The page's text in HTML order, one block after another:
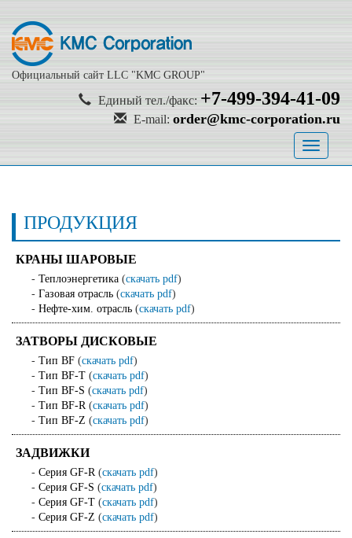
Официальный сайт LLC "KMC GROUP"
Единый тел./факс: +7-499-394-41-09
E-mail: order@kmc-corporation.ru
Toggle
ПРОДУКЦИЯ
КРАНЫ ШАРОВЫЕ
- Теплоэнергетика (скачать pdf)
- Газовая отрасль (скачать pdf)
- Нефте-хим. отрасль (скачать pdf)
ЗАТВОРЫ ДИСКОВЫЕ
- Тип BF (скачать pdf)
- Тип BF-T (скачать pdf)
- Тип BF-S (скачать pdf)
- Тип BF-R(скачать pdf)
- Тип BF-Z (скачать pdf)
ЗАДВИЖКИ
- Серия GF-R(скачать pdf)
- Серия GF-S (скачать pdf)
- Серия GF-T (скачать pdf)
- Серия GF-Z (скачать pdf)